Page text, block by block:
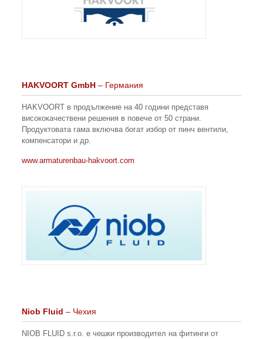
HAKVOORT GmbH– Германия
HAKVOORT в продължение на 40 години представя
висококачествени решения в повече от 50 страни.
Продуктовата гама включва богат избор от пинч вентили,
компенсатори и др.
www.armaturenbau-hakvoort.com
Niob Fluid – Чехия
NIOB FLUID s.r.o. е чешки производител на фитинги от